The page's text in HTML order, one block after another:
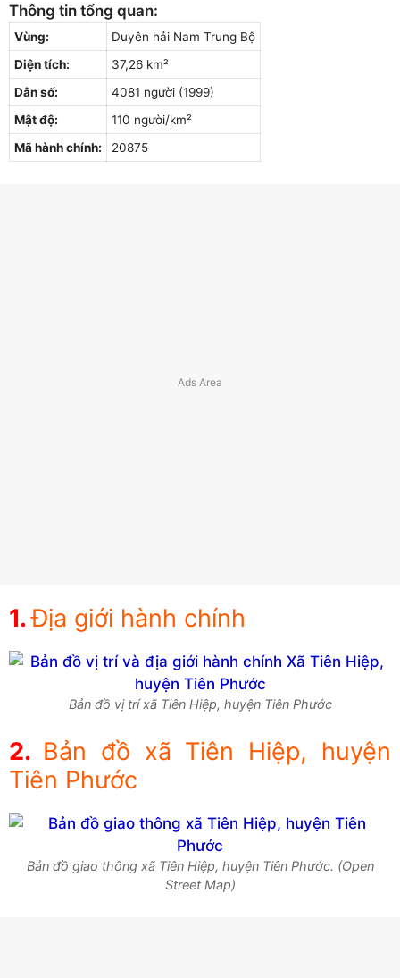
Thông tin tổng quan:
Vùng:
Duyên hải Nam Trung Bộ
Diện tích:
37,26 km²
Dân số:
4081 người (1999)
Mật độ:
110 người/km²
Mã hành chính:
20875
Địa giới hành chính
Bản đồ vị trí xã Tiên Hiệp, huyện Tiên Phước
Bản đồ xã Tiên Hiệp, huyện
Tiên Phước
Bản đồ giao thông xã Tiên Hiệp, huyện Tiên Phước. (Open
Street Map)